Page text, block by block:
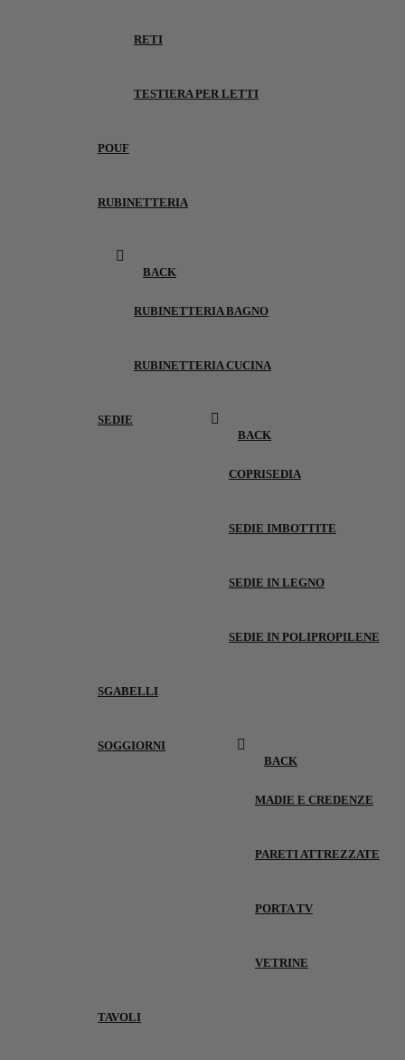
RETI
TESTIERA PER LETTI
POUF
RUBINETTERIA
BACK
RUBINETTERIA BAGNO
RUBINETTERIA CUCINA
SEDIE
BACK
COPRISEDIA
SEDIE IMBOTTITE
SEDIE IN LEGNO
SEDIE IN POLIPROPILENE
SGABELLI
SOGGIORNI
BACK
MADIE E CREDENZE
PARETI ATTREZZATE
PORTA TV
VETRINE
TAVOLI